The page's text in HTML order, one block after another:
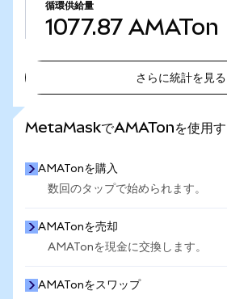
循環供給量
1077.87 AMATon
さらに統計を見る
MetaMaskでAMATonを使用す
AMATonを購入
数回のタップで始められます。
AMATonを売却
AMATonを現金に交換します。
AMATonをスワップ